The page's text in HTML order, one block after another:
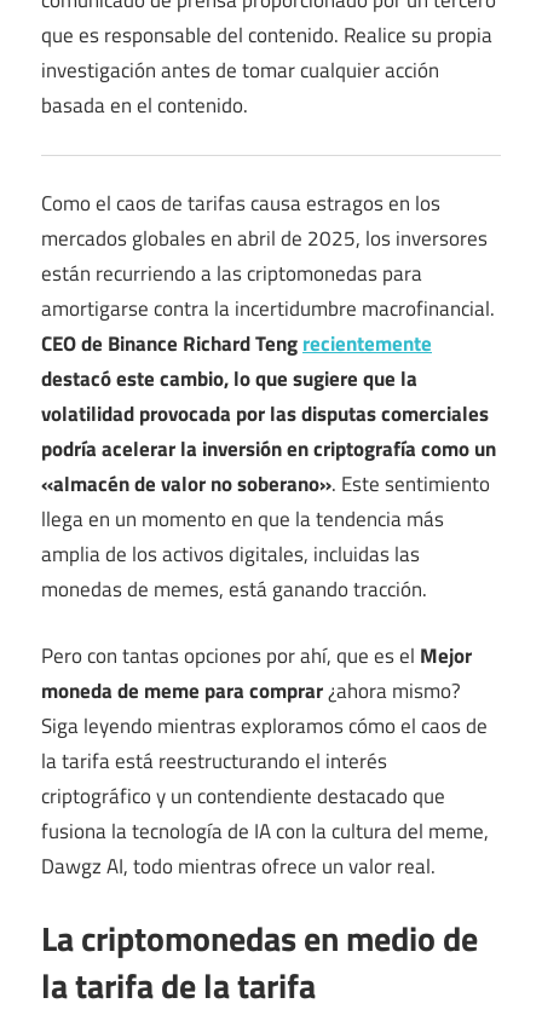
que es responsable del contenido. Realice su propia
investigación antes de tomar cualquier acción
basada en el contenido.
Como el caos de tarifas causa estragos en los
mercados globales en abril de 2025, los inversores
están recurriendo a las criptomonedas para
amortigarse contra la incertidumbre macrofinancial.
CEO de Binance Richard Tengrecientemente
destacó este cambio, lo que sugiere que la
volatilidad provocada por las disputas comerciales
podría acelerar la inversión en criptografía como un
«almacén de valor no soberano». Este sentimiento
llega en un momento en que la tendencia más
amplia de los activos digitales, incluidas las
monedas de memes, está ganando tracción.
Pero con tantas opciones por ahí, que es el Mejor
moneda de meme para comprar¿ahora mismo?
Siga leyendo mientras exploramos cómo el caos de
la tarifa está reestructurando el interés
criptográfico y un contendiente destacado que
fusiona la tecnología de IA con la cultura del meme,
Dawgz AI, todo mientras ofrece un valor real.
La criptomonedas en medio de
la tarifa de la tarifa